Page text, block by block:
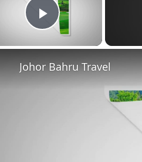
Play Video
Johor Bahru Travel